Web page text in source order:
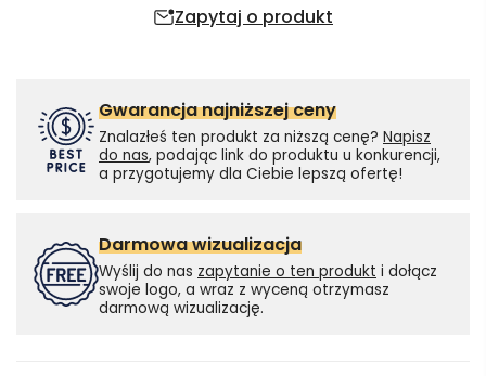
Zapytaj o produkt
Gwarancja najniższej ceny
Znalazłeś ten produkt za niższą cenę? Napisz
do nas, podając link do produktu u konkurencji,
a przygotujemy dla Ciebie lepszą ofertę!
Darmowa wizualizacja
Wyślij do nas zapytanie o ten produkt i dołącz
swoje logo, a wraz z wyceną otrzymasz
darmową wizualizację.